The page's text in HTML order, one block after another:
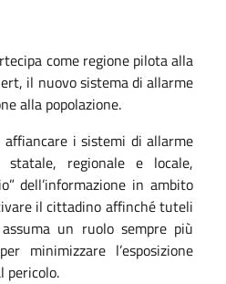
come regione pilota alla
il nuovo sistema di allarme
alla popolazione.
i sistemi di allarme
regionale e locale,
dell’informazione in ambito
il cittadino affinché tuteli
un ruolo sempre più
minimizzare l’esposizione
pericolo.